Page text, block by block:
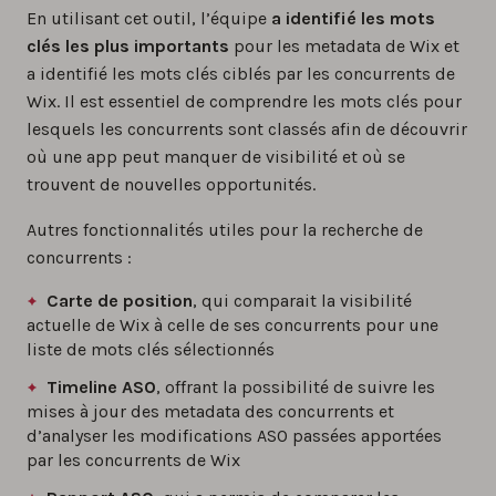
En utilisant cet outil, l’équipe a identifié les mots
clés les plus importants pour les metadata de Wix et
a identifié les mots clés ciblés par les concurrents de
Wix. Il est essentiel de comprendre les mots clés pour
lesquels les concurrents sont classés afin de découvrir
où une app peut manquer de visibilité et où se
trouvent de nouvelles opportunités.
Autres fonctionnalités utiles pour la recherche de
concurrents :
Carte de position, qui comparait la visibilité
actuelle de Wix à celle de ses concurrents pour une
liste de mots clés sélectionnés
Timeline ASO, offrant la possibilité de suivre les
mises à jour des metadata des concurrents et
d’analyser les modifications ASO passées apportées
par les concurrents de Wix